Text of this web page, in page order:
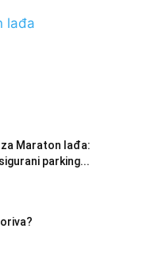
lađa
Maraton lađa:
parking...